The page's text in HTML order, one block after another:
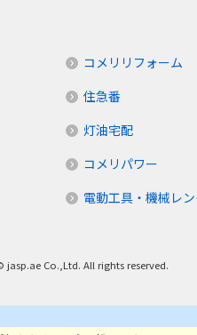
コメリリフォーム
住急番
灯油宅配
コメリパワー
電動工具・機械レ
jasp.ae Co.,Ltd. All rights reserved.